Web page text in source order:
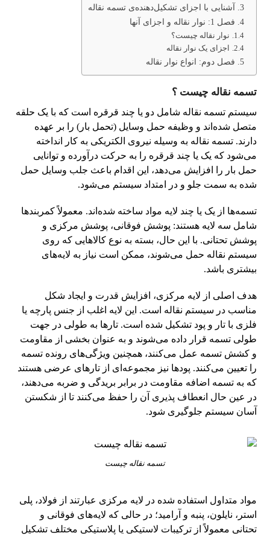
آشنایی با اجزای تشکیل‌دهنده‌ی تسمه نقاله
فصل 1: نوار نقاله و اجزای آنها
نوار نقاله چیست؟
اجزای یک نوار نقاله
فصل دوم: انواع نوار نقاله
تسمه نقاله چیست ؟
سیستم تسمه نقاله شامل دو یا چند قرقره است که با یک حلقه
متصل شده‌اند و وظیفه حمل وسایل (تحمل بار) را بر عهده
دارند. تسمه نقاله به وسیله نیروی الکتریکی به کار انداخته
می‌شود که یک یا چند قرقره را به حرکت درآورده و توانایی
حمل بار را افزایش می‌دهد، این اقدام باعث جلب وسایل حمل
شده به سمت جلو و در امتداد سیستم می‌شود.
تسمه‌ها از یک یا چند لایه مواد ساخته شده‌اند. معمولاً کمربندها
شامل سه لایه هستند: پوشش فوقانی، پوشش مرکزی و
پوشش تحتانی. با این حال، بسته به نوع کالاهایی که روی
سیستم نقاله حمل می‌شوند، ممکن است نیاز به لایه‌های
بیشتری باشد.
هدف اصلی از لایه مرکزی، افزایش قدرت و ایجاد شکل
مناسب در سیستم نقاله است. این لایه اغلب از جنس پارچه یا
فلزی با تار و پود تشکیل شده است. تارها به طولی در جهت
طولی تسمه قرار داده می‌شوند و به عنوان بخشی از مقاومت
و کشش تسمه عمل می‌کنند، همچنین ویژگی‌های رونده تسمه
را تعیین می‌کنند. پودها نیز مجموعه‌ای از تارهای عرضی هستند
که به تسمه اضافه مقاومت در برابر بریدگی و ضربه می‌دهند،
در عین حال انعطاف پذیری آن را حفظ می‌کنند تا از شکستن
آسان سیستم جلوگیری شود.
تسمه نقاله چیست
مواد متداول استفاده شده در لایه مرکزی عبارتند از فولاد، پلی
استر، نایلون، پنبه و آرامید؛ در حالی که لایه‌های فوقانی و
تحتانی معمولاً از ترکیبات لاستیکی یا پلاستیکی مختلف تشکیل